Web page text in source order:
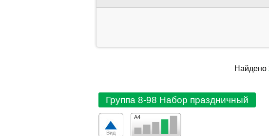
Найдено
Группа 8-98 Набор праздничный
Вид
А4